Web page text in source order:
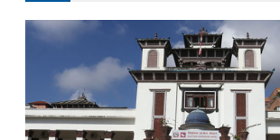
समाचार